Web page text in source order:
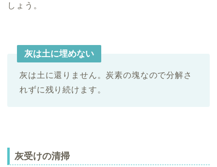
しょう。
灰は土に埋めない
灰は土に還りません。炭素の塊なので分解さ
れずに残り続けます。
灰受けの清掃